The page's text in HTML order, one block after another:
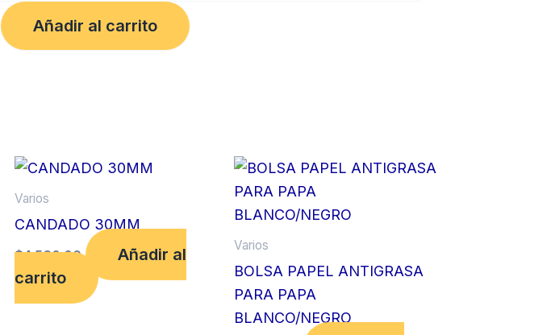
8
W
PHILIPS
Añadir al carrito
Varios
CANDADO 30MM
$4,560.00
Añadir al
carrito
Varios
BOLSA PAPEL ANTIGRASA
PARA PAPA
BLANCO/NEGRO